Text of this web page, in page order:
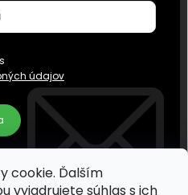
cookie. Ďalším
vyjadrujete súhlas s ich
údajov